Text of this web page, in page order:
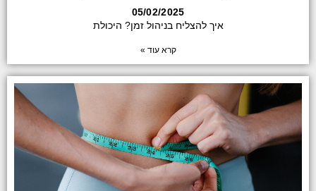
05/02/2025
איך להצליח בניהול זמן? היכולת
קרא עוד »